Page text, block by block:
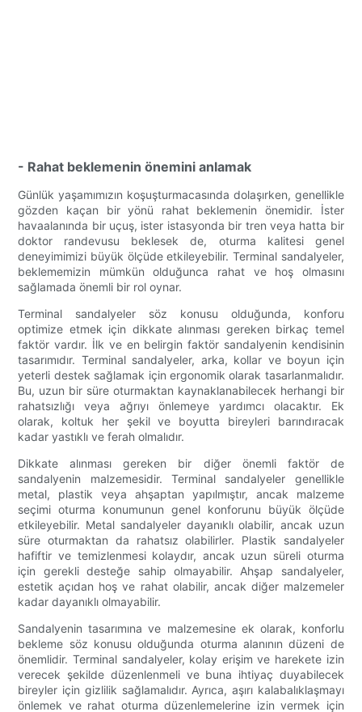
- Rahat beklemenin önemini anlamak
Günlük yaşamımızın koşuşturmacasında dolaşırken, genellikle
gözden kaçan bir yönü rahat beklemenin önemidir. İster
havaalanında bir uçuş, ister istasyonda bir tren veya hatta bir
doktor randevusu beklesek de, oturma kalitesi genel
deneyimimizi büyük ölçüde etkileyebilir. Terminal sandalyeler,
beklememizin mümkün olduğunca rahat ve hoş olmasını
sağlamada önemli bir rol oynar.
Terminal sandalyeler söz konusu olduğunda, konforu
optimize etmek için dikkate alınması gereken birkaç temel
faktör vardır. İlk ve en belirgin faktör sandalyenin kendisinin
tasarımıdır. Terminal sandalyeler, arka, kollar ve boyun için
yeterli destek sağlamak için ergonomik olarak tasarlanmalıdır.
Bu, uzun bir süre oturmaktan kaynaklanabilecek herhangi bir
rahatsızlığı veya ağrıyı önlemeye yardımcı olacaktır. Ek
olarak, koltuk her şekil ve boyutta bireyleri barındıracak
kadar yastıklı ve ferah olmalıdır.
Dikkate alınması gereken bir diğer önemli faktör de
sandalyenin malzemesidir. Terminal sandalyeler genellikle
metal, plastik veya ahşaptan yapılmıştır, ancak malzeme
seçimi oturma konumunun genel konforunu büyük ölçüde
etkileyebilir. Metal sandalyeler dayanıklı olabilir, ancak uzun
süre oturmaktan da rahatsız olabilirler. Plastik sandalyeler
hafiftir ve temizlenmesi kolaydır, ancak uzun süreli oturma
için gerekli desteğe sahip olmayabilir. Ahşap sandalyeler,
estetik açıdan hoş ve rahat olabilir, ancak diğer malzemeler
kadar dayanıklı olmayabilir.
Sandalyenin tasarımına ve malzemesine ek olarak, konforlu
bekleme söz konusu olduğunda oturma alanının düzeni de
önemlidir. Terminal sandalyeler, kolay erişim ve harekete izin
verecek şekilde düzenlenmeli ve buna ihtiyaç duyabilecek
bireyler için gizlilik sağlamalıdır. Ayrıca, aşırı kalabalıklaşmayı
önlemek ve rahat oturma düzenlemelerine izin vermek için